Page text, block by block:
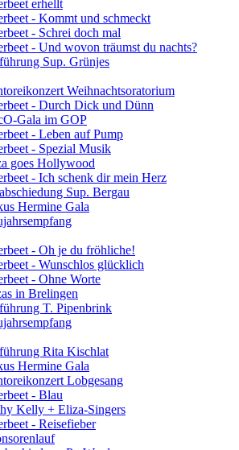
erhellt
- Kommt und schmeckt
- Schrei doch mal
- Und wovon träumst du nachts?
Sup. Grünjes
Weihnachtsoratorium
- Durch Dick und Dünn
Gala im GOP
- Leben auf Pump
- Spezial Musik
goes Hollywood
- Ich schenk dir mein Herz
Sup. Bergau
Hermine Gala
- Oh je du fröhliche!
- Wunschlos glücklich
- Ohne Worte
in Brelingen
T. Pipenbrink
Rita Kischlat
Hermine Gala
Lobgesang
- Blau
Kelly + Eliza-Singers
- Reisefieber